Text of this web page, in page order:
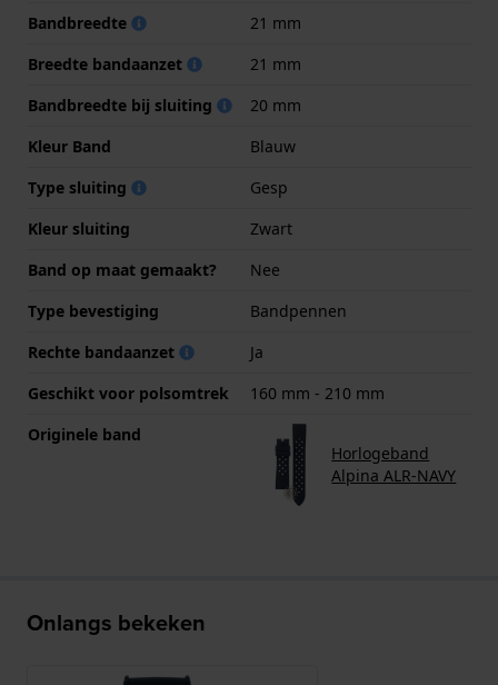
Bandbreedte
21 mm
Breedte bandaanzet
21 mm
Bandbreedte bij sluiting
20 mm
Kleur Band
Blauw
Type sluiting
Gesp
Kleur sluiting
Zwart
Band op maat gemaakt?
Nee
Type bevestiging
Bandpennen
Rechte bandaanzet
Ja
Geschikt voor polsomtrek
160 mm - 210 mm
Originele band
Horlogeband
Alpina ALR-NAVY
Onlangs bekeken